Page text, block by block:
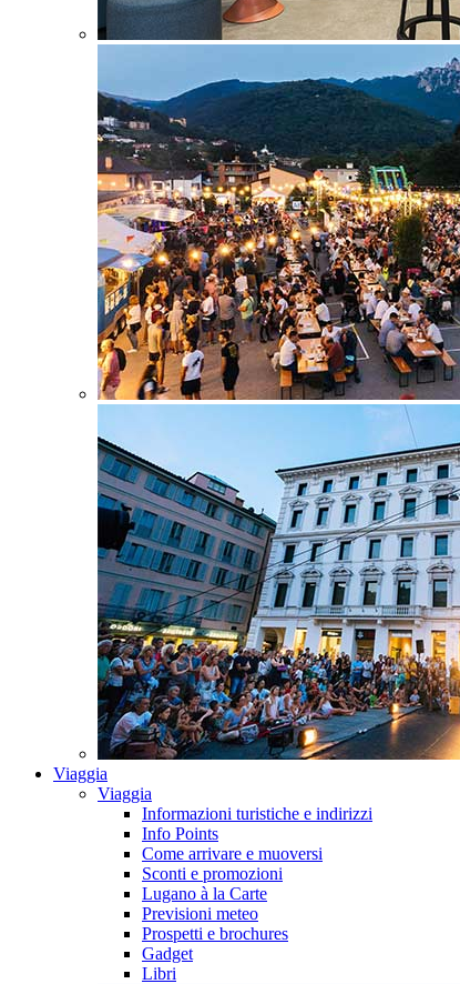
Viaggia
Viaggia
Informazioni turistiche e indirizzi
Info Points
Come arrivare e muoversi
Sconti e promozioni
Lugano à la Carte
Previsioni meteo
Prospetti e brochures
Gadget
Libri